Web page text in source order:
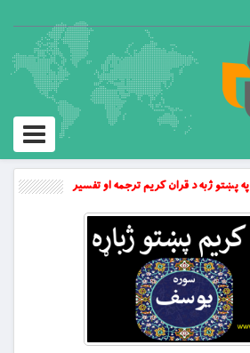
Toggle
په پښتو ژبه د قران کریم ترجمه او تفسیر